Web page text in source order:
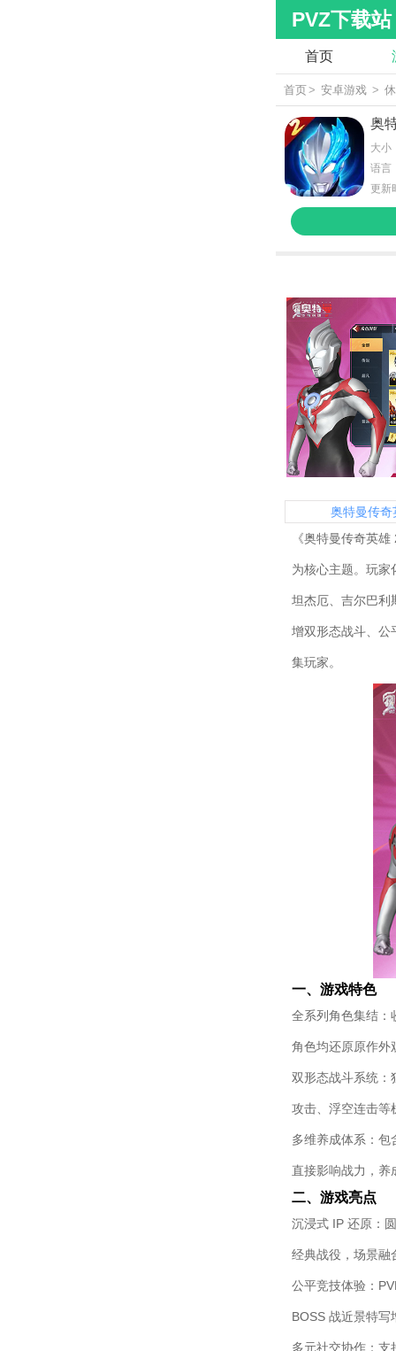
PVZ下载站
首页
首页> 安卓游戏 >
奥
大小
语言
更新
奥特曼传奇
《奥特曼传奇英
为核心主题。玩家
坦杰厄、吉尔巴利
增双形态战斗、公
集玩家。​
一、游戏特色​
全系列角色集结：
角色均还原原作外
双形态战斗系统：
攻击、浮空连击等
多维养成体系：包
直接影响战力，养
二、游戏亮点​
沉浸式 IP 还原：
经典战役，场景融
公平竞技体验：
BOSS 战近景特写
多元社交协作：支